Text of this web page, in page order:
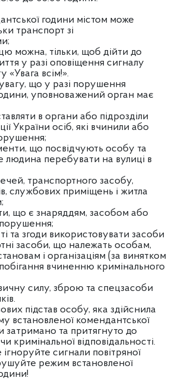
години містом може
транспорт зі
можна, тільки, щоб дійти до
у разі оповіщення сигналу
«Увага всім!».
що у разі порушення
уповноважений орган має
в органи або підрозділи
України осіб, які вчинили або
що посвідчують особу та
людина перебувати на вулиці в
транспортного засобу,
службових приміщень і житла
що є знаряддям, засобом або
та згоди використовувати засоби
засоби, що належать особам,
і організаціям (за винятком
вчиненню кримінального
силу, зброю та спецзасоби
підстав особу, яка здійснила
встановленої комендантської
затримано та притягнуто до
кримінальної відповідальності.
сигнали повітряної
режим встановленої